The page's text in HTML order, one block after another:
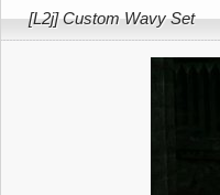
[L2j] Custom Wavy Set